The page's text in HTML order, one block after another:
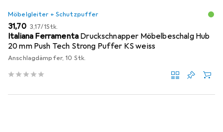
Möbelgleiter + Schutzpuffer
EUR
31,70 EUR
3,17/1Stk.
Italiana Ferramenta Druckschnapper Möbelbeschalg Hub
20 mm Push Tech Strong Puffer KS weiss
Anschlagdämpfer, 10 Stk.